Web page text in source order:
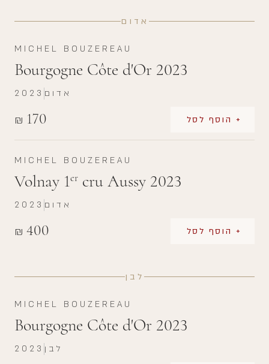
אדום
MICHEL BOUZEREAU
Bourgogne Côte d'Or 2023
₪ 170 + הוסף לסל
2023 אדום
MICHEL BOUZEREAU
Volnay 1er cru Aussy 2023
₪ 400 + הוסף לסל
2023 אדום
לבן
MICHEL BOUZEREAU
Bourgogne Côte d'Or 2023
2023 לבן